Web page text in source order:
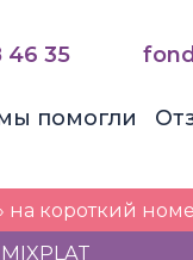
46 35
помогли
на короткий
MIXPLAT